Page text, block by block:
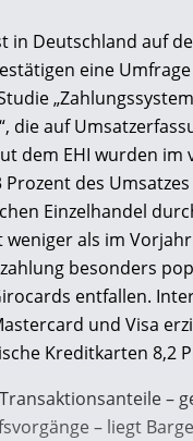
in Deutschland auf
eine
die auf
dem EHI wurden im
Prozent des
Einzelhandel
weniger als im
besonders
entfallen.
und Visa
Kreditkarten 8,2
–
– liegt